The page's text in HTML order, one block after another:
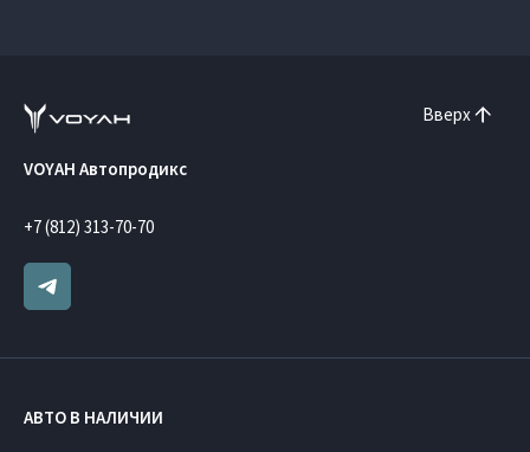
Вверх
VOYAH Автопродикс
+7 (812) 313-70-70
АВТО В НАЛИЧИИ